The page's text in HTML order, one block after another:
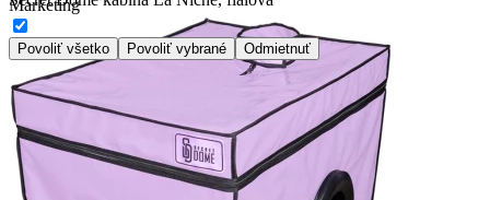
Marketing
Povoliť všetko Povoliť vybrané Odmietnuť